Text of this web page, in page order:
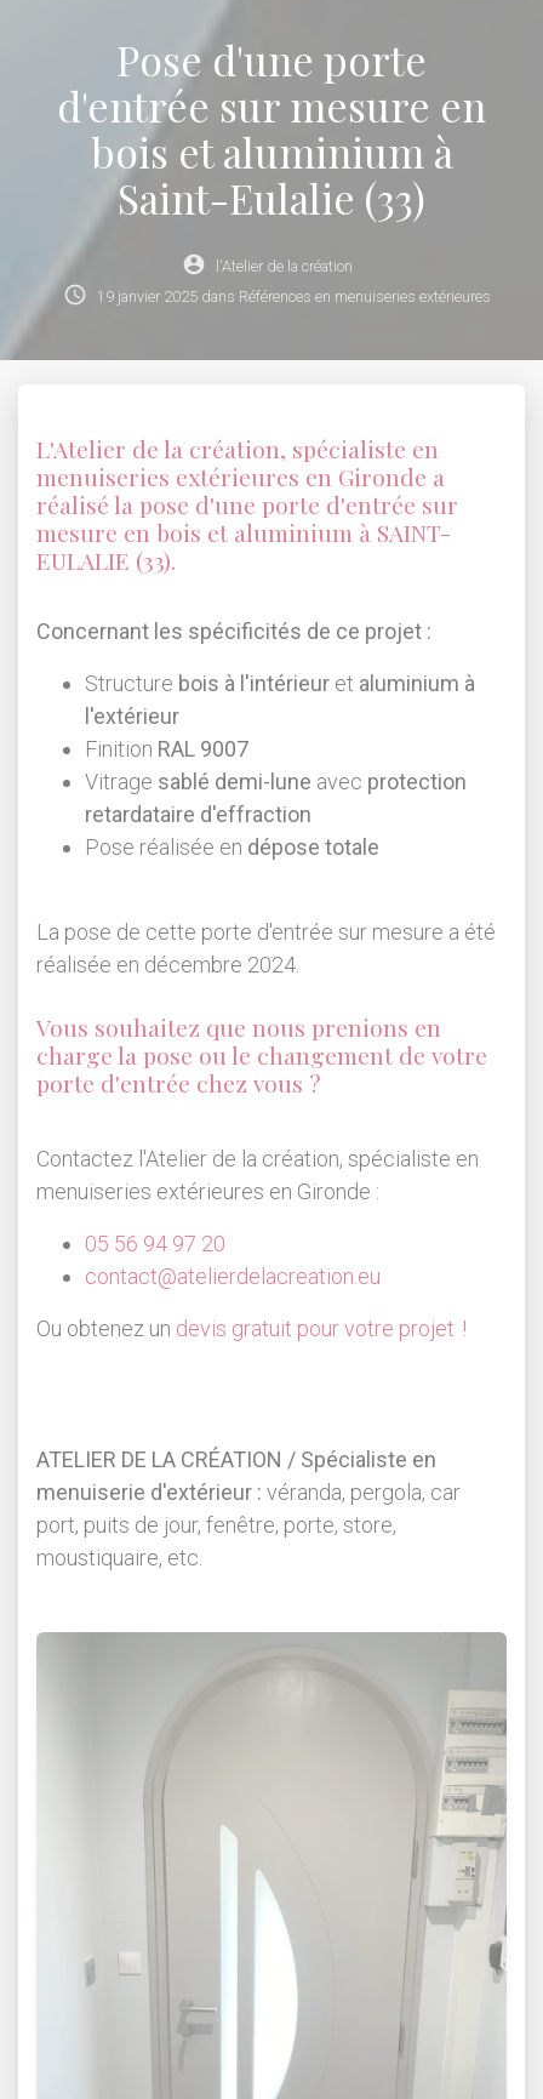
Pose d'une porte
d'entrée sur mesure en
bois et aluminium à
Saint-Eulalie (33)
account_circle l'Atelier de la création
schedule 19 janvier 2025dans Références en menuiseries extérieures
L'Atelier de la création, spécialiste en
menuiseries extérieures en Gironde a
réalisé la pose d'une porte d'entrée sur
mesure en bois et aluminium à SAINT-
EULALIE (33).
Concernant les spécificités de ce projet :
Structure bois à l'intérieur et aluminium à
l'extérieur
Finition RAL 9007
Vitrage sablé demi-lune avec protection
retardataire d'effraction
Pose réalisée en dépose totale
La pose de cette porte d'entrée sur mesure a été
réalisée en décembre 2024.
Vous souhaitez que nous prenions en
charge la pose ou le changement de votre
porte d'entrée chez vous ?
Contactez l'Atelier de la création, spécialiste en
menuiseries extérieures en Gironde :
05 56 94 97 20
contact@atelierdelacreation.eu
Ou obtenez un devis gratuit pour votre projet !
ATELIER DE LA CRÉATION / Spécialiste en
menuiserie d'extérieur : véranda, pergola, car
port, puits de jour, fenêtre, porte, store,
moustiquaire, etc.